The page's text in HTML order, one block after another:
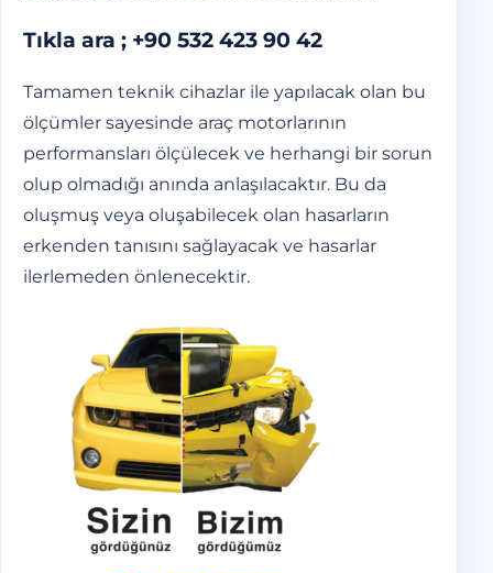
Tıkla ara ; +90 532 423 90 42
Tamamen teknik cihazlar ile yapılacak olan bu
ölçümler sayesinde araç motorlarının
performansları ölçülecek ve herhangi bir sorun
olup olmadığı anında anlaşılacaktır. Bu da
oluşmuş veya oluşabilecek olan hasarların
erkenden tanısını sağlayacak ve hasarlar
ilerlemeden önlenecektir.